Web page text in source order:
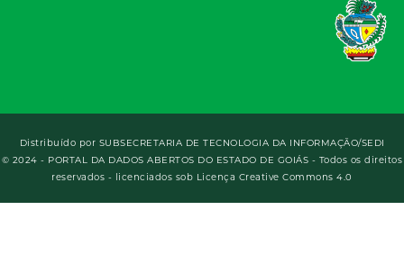
Distribuído por SUBSECRETARIA DE TECNOLOGIA DA INFORMAÇÃO/SEDI
© 2024 - PORTAL DA DADOS ABERTOS DO ESTADO DE GOIÁS - Todos os direitos
reservados - licenciados sob Licença Creative Commons 4.0